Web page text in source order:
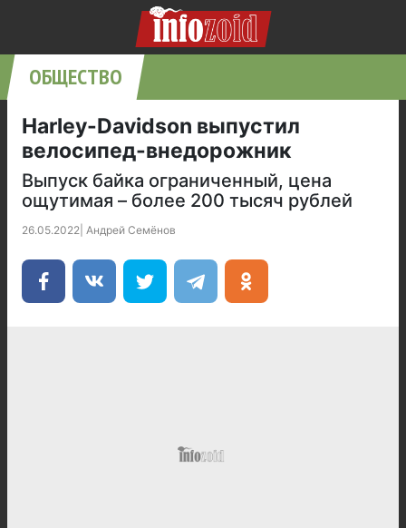
ОБЩЕСТВО
Harley-Davidson выпустил
велосипед-внедорожник
Выпуск байка ограниченный, цена
ощутимая – более 200 тысяч рублей
26.05.2022 Андрей Семёнов